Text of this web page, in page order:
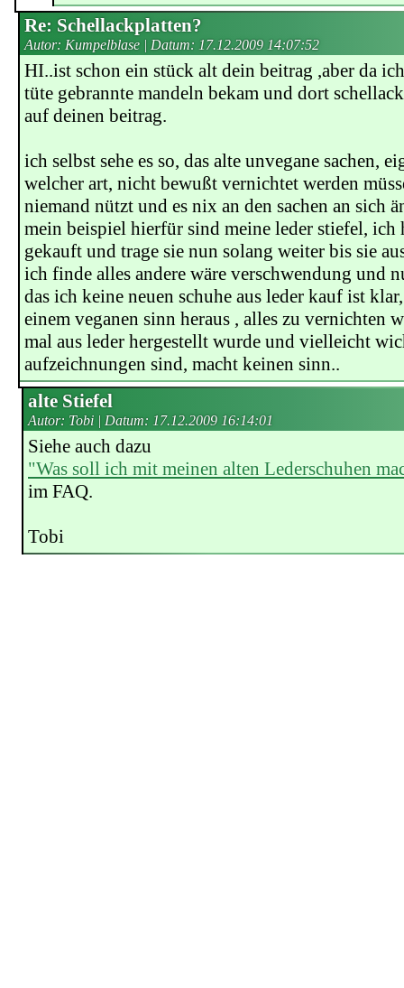
Re: Schellackplatten?
Autor: Kumpelblase | Datum: 17.12.2009 14:07:52
HI..ist schon ein stück alt dein beitrag ,aber da
tüte gebrannte mandeln bekam und dort
auf deinen beitrag.
ich selbst sehe es so, das alte unvegane sachen,
welcher art, nicht bewußt vernichtet werden
niemand nützt und es nix an den sachen an sich
mein beispiel hierfür sind meine leder stiefel, ich
gekauft und trage sie nun solang weiter bis sie
ich finde alles andere wäre verschwendung und
das ich keine neuen schuhe aus leder kauf ist
einem veganen sinn heraus , alles zu vernichten
mal aus leder hergestellt wurde und vielleicht
aufzeichnungen sind, macht keinen sinn..
alte Stiefel
Autor: Tobi | Datum: 17.12.2009 16:14:01
Siehe auch dazu
"Was soll ich mit meinen alten Lederschuhen
im FAQ.
Tobi